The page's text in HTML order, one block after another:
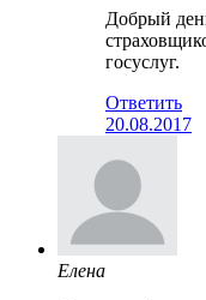
Добрый
госуслуг.
Ответить
20.08.2017
Елена